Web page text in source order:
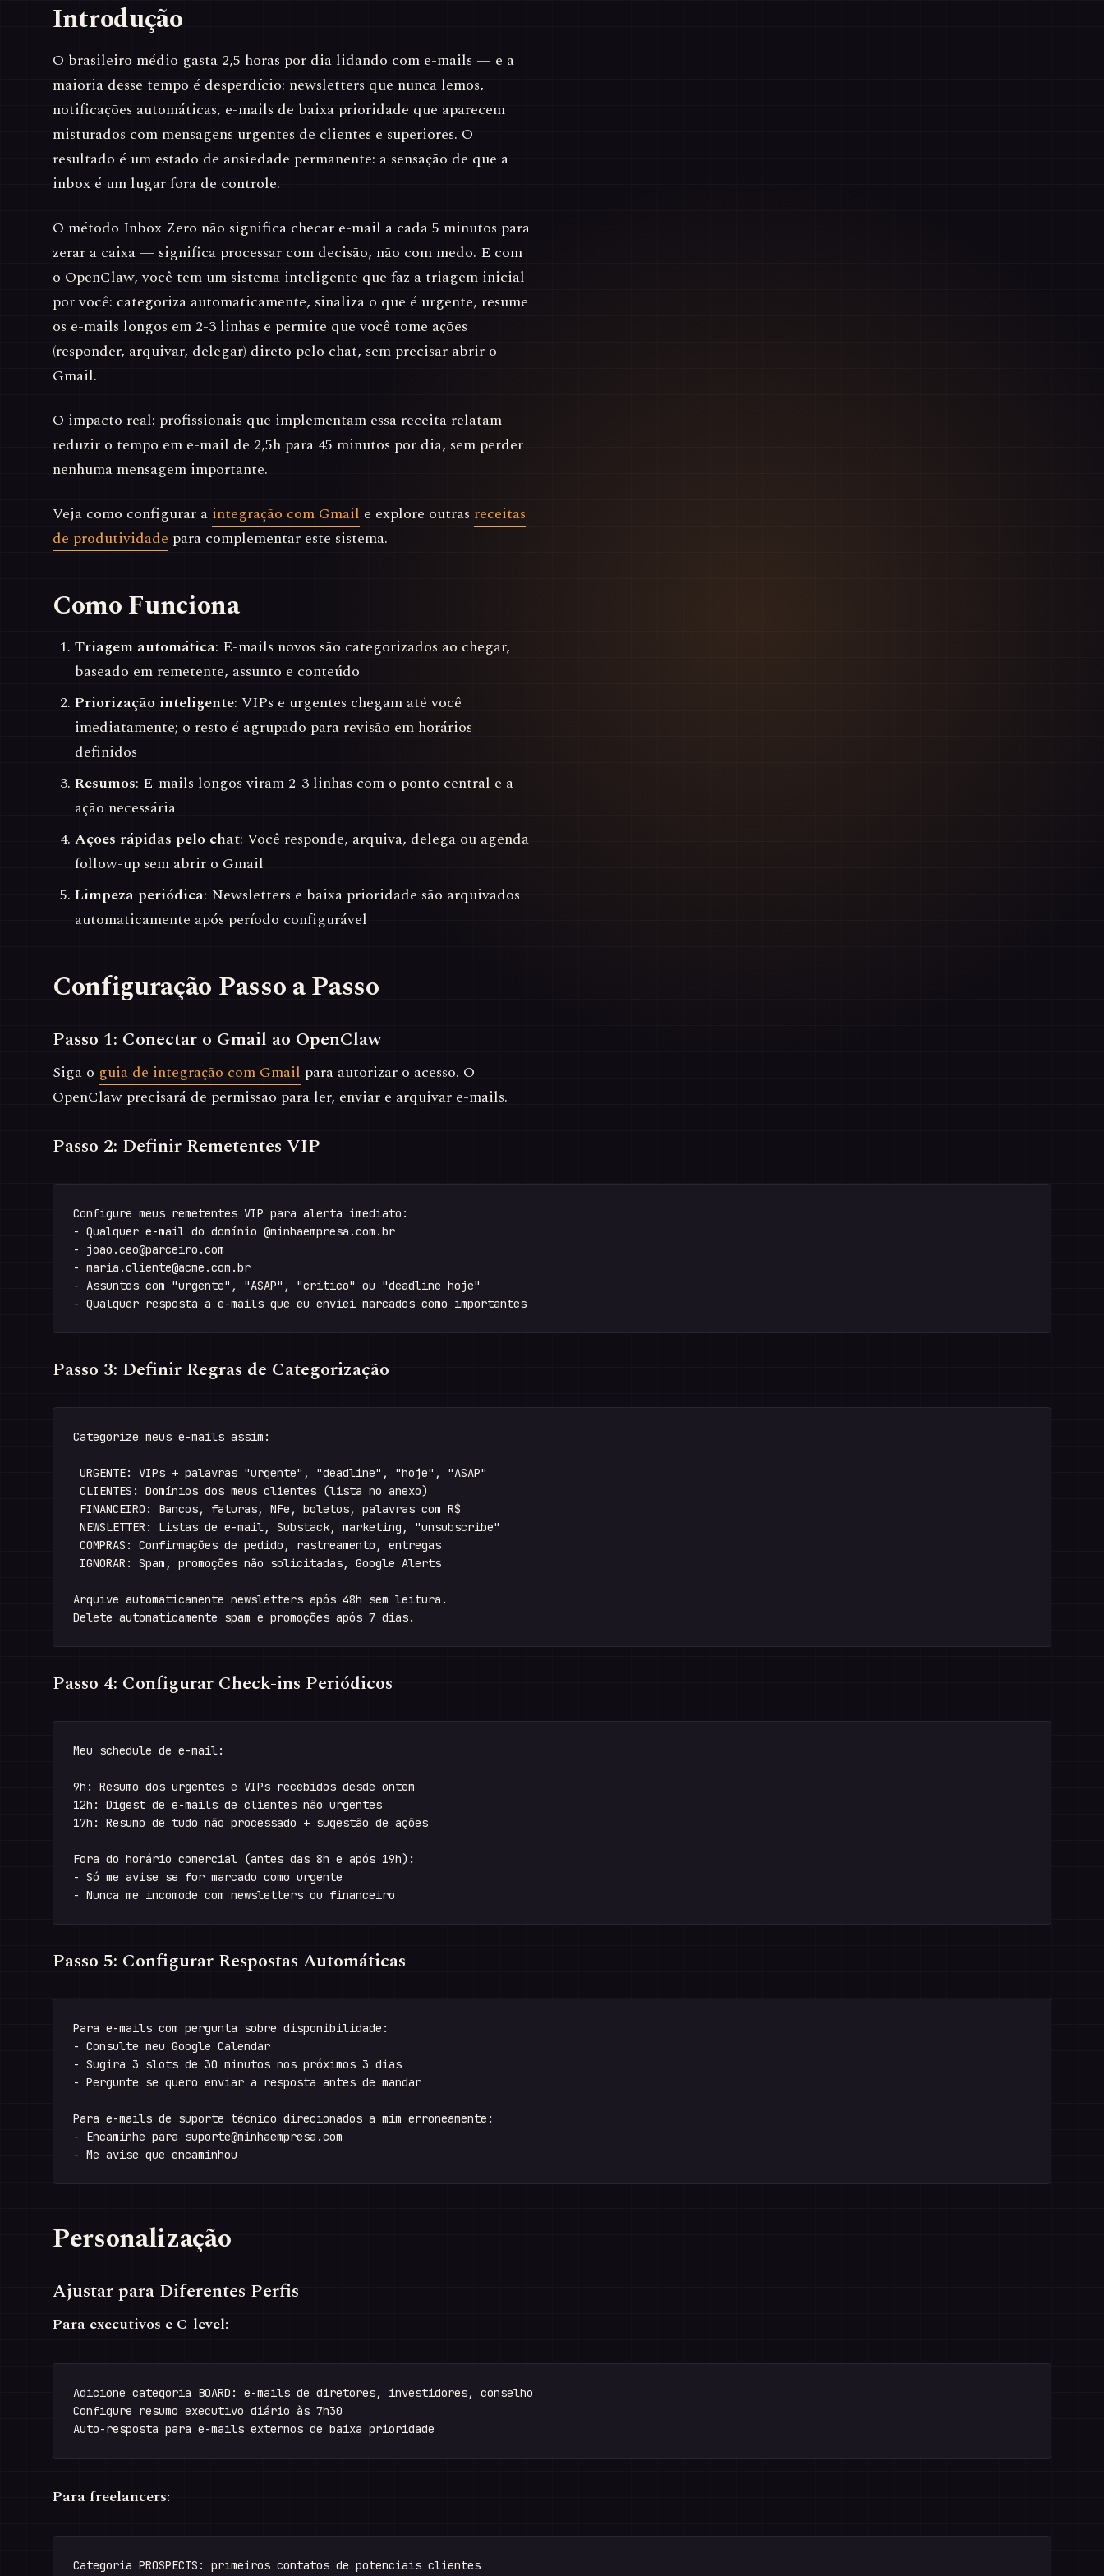
Introdução
O brasileiro médio gasta 2,5 horas por dia lidando com e-mails — e a
maioria desse tempo é desperdício: newsletters que nunca lemos,
notificações automáticas, e-mails de baixa prioridade que aparecem
misturados com mensagens urgentes de clientes e superiores. O
resultado é um estado de ansiedade permanente: a sensação de que a
inbox é um lugar fora de controle.
O método Inbox Zero não significa checar e-mail a cada 5 minutos para
zerar a caixa — significa processar com decisão, não com medo. E com
o OpenClaw, você tem um sistema inteligente que faz a triagem inicial
por você: categoriza automaticamente, sinaliza o que é urgente, resume
os e-mails longos em 2-3 linhas e permite que você tome ações
(responder, arquivar, delegar) direto pelo chat, sem precisar abrir o
Gmail.
O impacto real: profissionais que implementam essa receita relatam
reduzir o tempo em e-mail de 2,5h para 45 minutos por dia, sem perder
nenhuma mensagem importante.
Veja como configurar a integração com Gmail e explore outras receitas
de produtividade para complementar este sistema.
Como Funciona
Triagem automática: E-mails novos são categorizados ao chegar,
baseado em remetente, assunto e conteúdo
Priorização inteligente: VIPs e urgentes chegam até você
imediatamente; o resto é agrupado para revisão em horários
definidos
Resumos: E-mails longos viram 2-3 linhas com o ponto central e a
ação necessária
Ações rápidas pelo chat: Você responde, arquiva, delega ou agenda
follow-up sem abrir o Gmail
Limpeza periódica: Newsletters e baixa prioridade são arquivados
automaticamente após período configurável
Configuração Passo a Passo
Passo 1: Conectar o Gmail ao OpenClaw
Siga o guia de integração com Gmail para autorizar o acesso. O
OpenClaw precisará de permissão para ler, enviar e arquivar e-mails.
Passo 2: Definir Remetentes VIP
Configure meus remetentes VIP para alerta imediato:
- Qualquer e-mail do domínio @minhaempresa.com.br
- joao.ceo@parceiro.com
- maria.cliente@acme.com.br
- Assuntos com "urgente", "ASAP", "crítico" ou "deadline hoje"
Passo 3: Definir Regras de Categorização
Categorize meus e-mails assim:
URGENTE: VIPs + palavras "urgente", "deadline", "hoje", "ASAP"
CLIENTES: Domínios dos meus clientes (lista no anexo)
FINANCEIRO: Bancos, faturas, NFe, boletos, palavras com R$
NEWSLETTER: Listas de e-mail, Substack, marketing, "unsubscribe"
COMPRAS: Confirmações de pedido, rastreamento, entregas
IGNORAR: Spam, promoções não solicitadas, Google Alerts
Arquive automaticamente newsletters após 48h sem leitura.
Passo 4: Configurar Check-ins Periódicos
Meu schedule de e-mail:
9h: Resumo dos urgentes e VIPs recebidos desde ontem
12h: Digest de e-mails de clientes não urgentes
17h: Resumo de tudo não processado + sugestão de ações
Fora do horário comercial (antes das 8h e após 19h):
- Só me avise se for marcado como urgente
Passo 5: Configurar Respostas Automáticas
Para e-mails com pergunta sobre disponibilidade:
- Consulte meu Google Calendar
- Sugira 3 slots de 30 minutos nos próximos 3 dias
- Pergunte se quero enviar a resposta antes de mandar
Para e-mails de suporte técnico direcionados a mim erroneamente:
- Encaminhe para suporte@minhaempresa.com
Personalização
Ajustar para Diferentes Perfis
Para executivos e C-level:
Adicione categoria BOARD: e-mails de diretores, investidores, conselho
Configure resumo executivo diário às 7h30
Para freelancers:
Categoria PROSPECTS: primeiros contatos de potenciais clientes